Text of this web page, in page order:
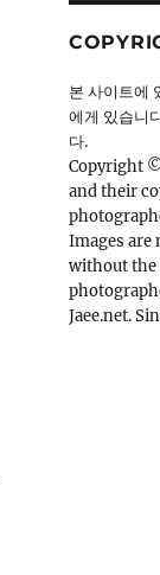
본 사이트에
에게 있습니
다.
Copyright
and their
Images are
without the
Jaee.net.